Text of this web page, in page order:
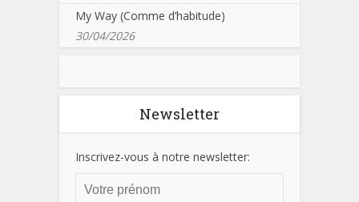
My Way (Comme d’habitude)
30/04/2026
Newsletter
Inscrivez-vous à notre newsletter: